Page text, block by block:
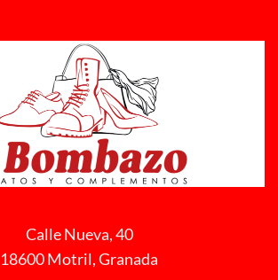
Calle Nueva, 40
18600 Motril, Granada